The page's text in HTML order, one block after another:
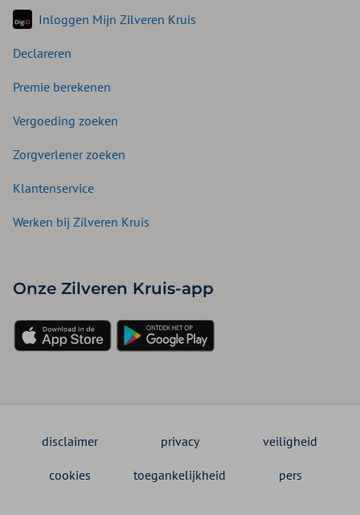
Inloggen Mijn Zilveren Kruis
Declareren
Premie berekenen
Vergoeding zoeken
Zorgverlener zoeken
Klantenservice
Werken bij Zilveren Kruis
Onze Zilveren Kruis-app
disclaimer privacy veiligheid
cookies toegankelijkheid pers